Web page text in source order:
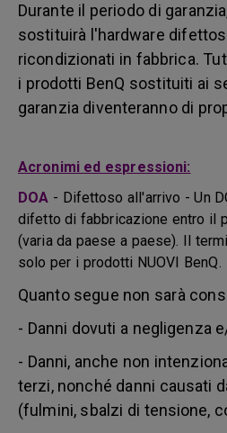
Durante il periodo di
sostituirà l'hardware
ricondizionati in fabbrica.
i prodotti BenQ sostituiti ai
garanzia diventeranno di
Acronimi ed espressioni:
DOA - Difettoso all'arrivo - Un
difetto di fabbricazione entro il
(varia da paese a paese). Il
solo per i prodotti NUOVI BenQ.
Quanto segue non sarà
- Danni dovuti a negligenza
- Danni, anche non
terzi, nonché danni causati
(fulmini, sbalzi di tensione,